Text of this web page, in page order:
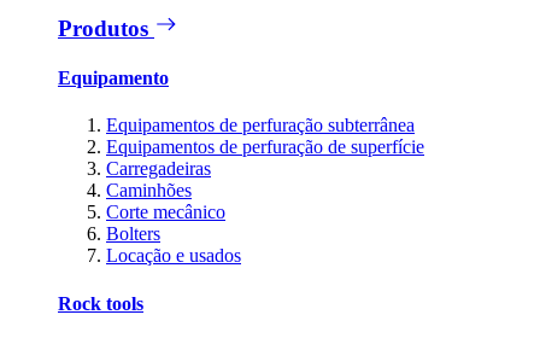
Produtos
Equipamento
Equipamentos de perfuração subterrânea
Equipamentos de perfuração de superfície
Carregadeiras
Caminhões
Corte mecânico
Bolters
Locação e usados
Rock tools